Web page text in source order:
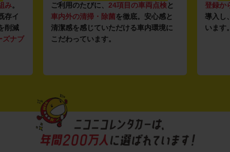
み。
存イ
削減
ズナブ
ご利用のたびに、 24項目の車両点検と
車内外の清掃・除菌を徹底。安心感と
清潔感を感じていただける車内環境に
こだわっています。
登録か
導入し
います